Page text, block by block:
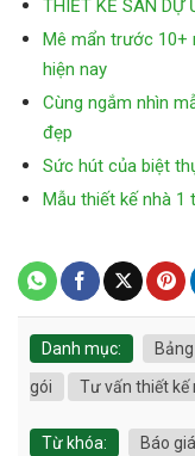
THIẾT KẾ SÀN DỰ
Mê mẩn trước 10+
hiện nay
Cùng ngắm nhìn
đẹp
Sức hút của biệt
Mẫu thiết kế nhà 1
Danh mục:
gói
Tư vấn thiết kế
Từ khóa:
Báo